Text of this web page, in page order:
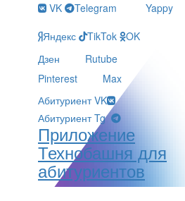
VK Telegram
Yappy
Яндекс
TikTok
OK
Дзен
Rutube
Pinterest
Max
Абитуриент VK
Абитуриент Tg
Приложение
Технобашня для
абитуриентов